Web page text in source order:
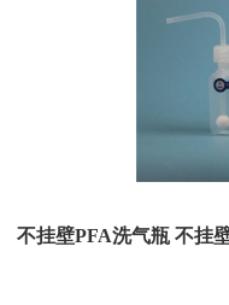
不挂壁PFA洗气瓶 不挂